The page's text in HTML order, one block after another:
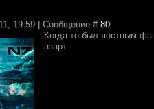
19:59 | Сообщение #80
Когда то был яостным
азарт.